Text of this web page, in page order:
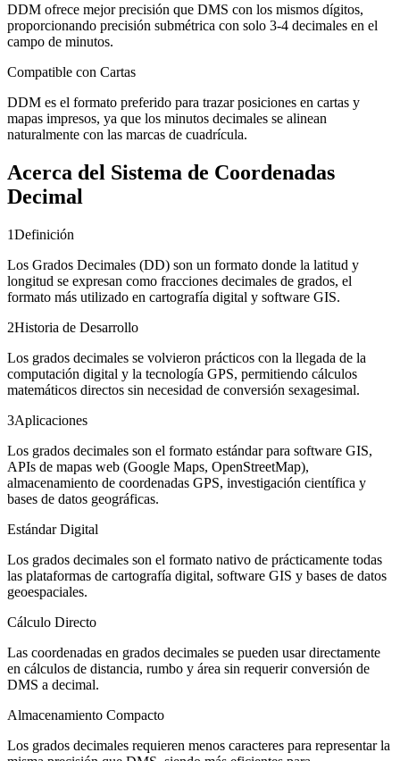
DDM ofrece mejor precisión que DMS con los mismos dígitos,
proporcionando precisión submétrica con solo 3-4 decimales en el
campo de minutos.
Compatible con Cartas
DDM es el formato preferido para trazar posiciones en cartas y
mapas impresos, ya que los minutos decimales se alinean
naturalmente con las marcas de cuadrícula.
Acerca del Sistema de Coordenadas
Decimal
1Definición
Los Grados Decimales (DD) son un formato donde la latitud y
longitud se expresan como fracciones decimales de grados, el
formato más utilizado en cartografía digital y software GIS.
2Historia de Desarrollo
Los grados decimales se volvieron prácticos con la llegada de la
computación digital y la tecnología GPS, permitiendo cálculos
matemáticos directos sin necesidad de conversión sexagesimal.
3Aplicaciones
Los grados decimales son el formato estándar para software GIS,
APIs de mapas web (Google Maps, OpenStreetMap),
almacenamiento de coordenadas GPS, investigación científica y
bases de datos geográficas.
Estándar Digital
Los grados decimales son el formato nativo de prácticamente todas
las plataformas de cartografía digital, software GIS y bases de datos
geoespaciales.
Cálculo Directo
Las coordenadas en grados decimales se pueden usar directamente
en cálculos de distancia, rumbo y área sin requerir conversión de
DMS a decimal.
Almacenamiento Compacto
Los grados decimales requieren menos caracteres para representar la